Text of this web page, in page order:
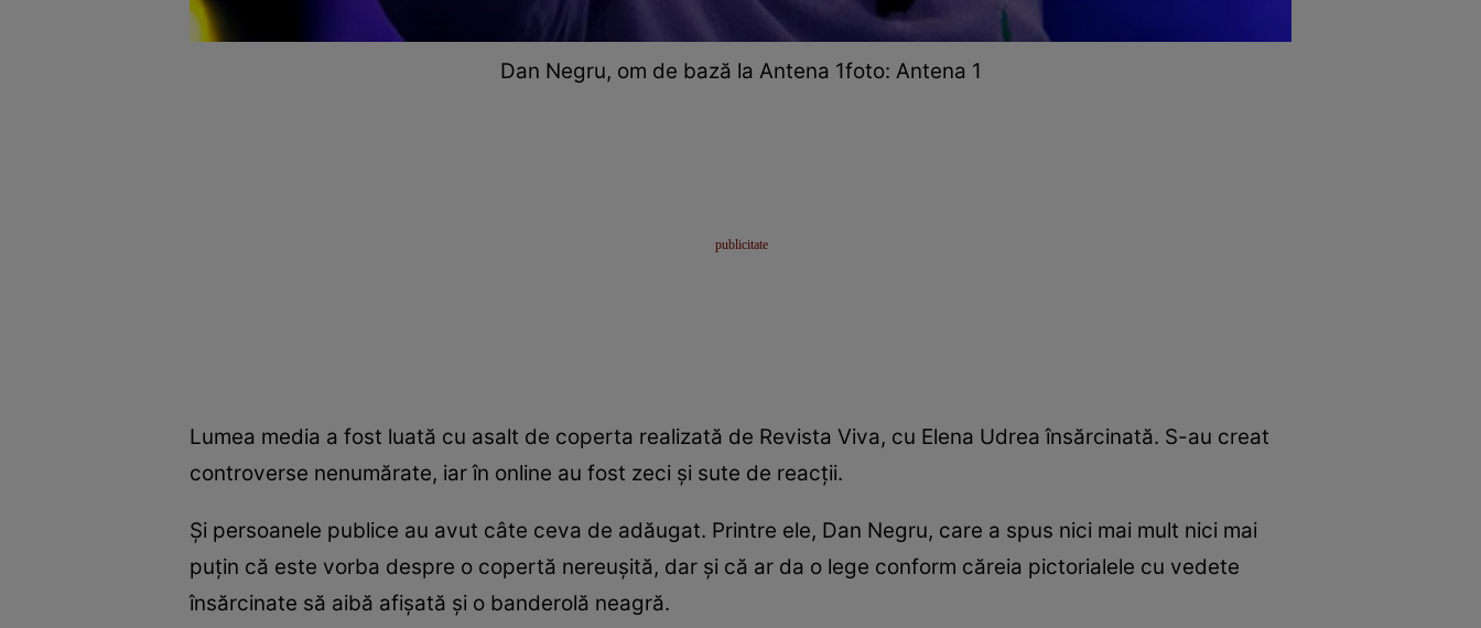
Dan Negru, om de bază la Antena 1foto: Antena 1
Lumea media a fost luată cu asalt de coperta realizată de Revista Viva, cu Elena Udrea însărcinată. S-au creat
controverse nenumărate, iar în online au fost zeci și sute de reacții.
Și persoanele publice au avut câte ceva de adăugat. Printre ele, Dan Negru, care a spus nici mai mult nici mai
puțin că este vorba despre o copertă nereușită, dar și că ar da o lege conform căreia pictorialele cu vedete
însărcinate să aibă afișată și o banderolă neagră.